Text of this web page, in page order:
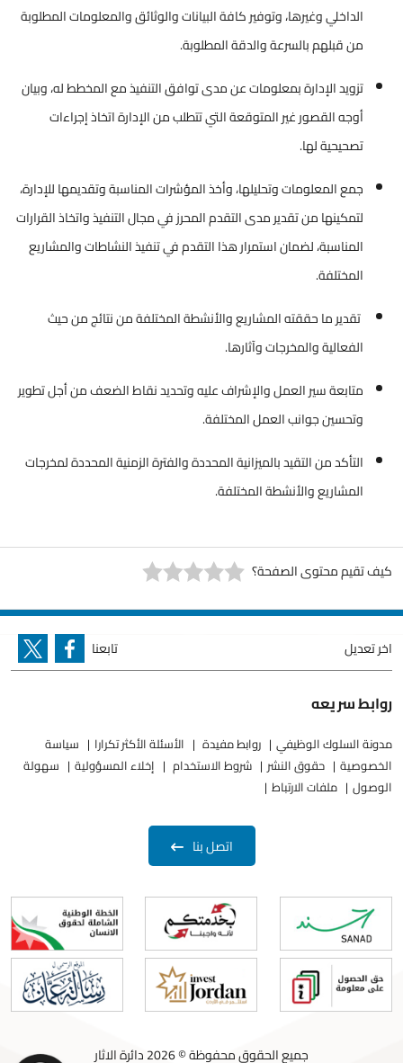
الداخلي وغيرها، وتوفير كافة البيانات والوثائق والمعلومات المطلوبة
من قبلهم بالسرعة والدقة المطلوبة.
تزويد الإدارة بمعلومات عن مدى توافق التنفيذ مع المخطط له، وبيان
أوجه القصور غير المتوقعة التي تتطلب من الإدارة اتخاذ إجراءات
تصحيحية لها.
جمع المعلومات وتحليلها، وأخذ المؤشرات المناسبة وتقديمها للإدارة،
لتمكينها من تقدير مدى التقدم المحرز في مجال التنفيذ واتخاذ القرارات
المناسبة، لضمان استمرار هذا التقدم في تنفيذ النشاطات والمشاريع
المختلفة.
تقدير ما حققته المشاريع والأنشطة المختلفة من نتائج من حيث
الفعالية والمخرجات وآثارها.
متابعة سير العمل والإشراف عليه وتحديد نقاط الضعف من أجل تطوير
وتحسين جوانب العمل المختلفة.
التأكد من التقيد بالميزانية المحددة والفترة الزمنية المحددة لمخرجات
المشاريع والأنشطة المختلفة.
كيف تقيم محتوى الصفحة؟
اخر تعديل تابعنا
روابط سريعه
مدونة السلوك الوظيفي روابط مفيدة الأسئلة الأكثر تكرارا
سياسة
الخصوصية
حقوق النشر شروط الاستخدام إخلاء المسؤولية
سهولة
الوصول
ملفات الارتباط
اتصل بنا
جميع الحقوق محفوظة © 2026 دائرة الاثار